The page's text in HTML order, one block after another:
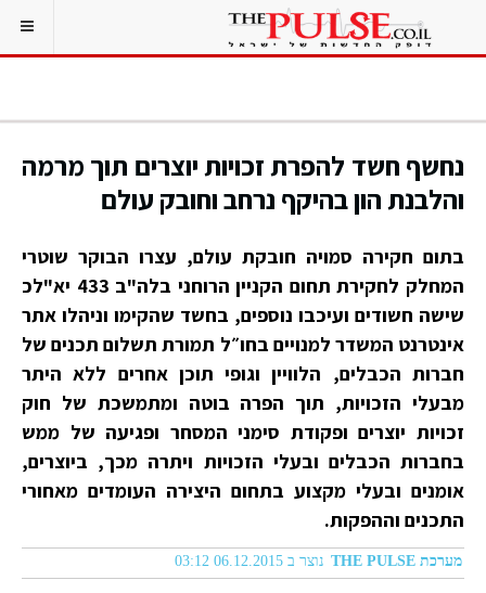
נחשף חשד להפרת זכויות יוצרים תוך מרמה
והלבנת הון בהיקף נרחב וחובק עולם
בתום חקירה סמויה חובקת עולם, עצרו הבוקר שוטרי
המחלק לחקירת תחום הקניין הרוחני בלה"ב 433 יא"לכ
שישה חשודים ועיכבו נוספים, בחשד שהקימו וניהלו אתר
אינטרנט המשדר למנויים בחו״ל תמורת תשלום תכנים של
חברות הכבלים, הלוויין וגופי תוכן אחרים ללא היתר
מבעלי הזכויות, תוך הפרה בוטה ומתמשכת של חוק
זכויות יוצרים ופקודת סימני המסחר ופגיעה של ממש
בחברות הכבלים ובעלי הזכויות ויתרה מכך, ביוצרים,
אומנים ובעלי מקצוע בתחום היצירה העומדים מאחורי
התכנים וההפקות.
מערכת THE PULSE נוצר ב 06.12.2015 03:12